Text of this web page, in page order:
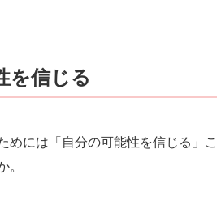
を信じる
めには「自分の可能性を信じる」
。